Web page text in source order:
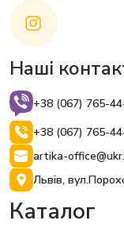
Наші
+38 (067) 765-
+38 (067) 765-
artika-
Львів,
Каталог